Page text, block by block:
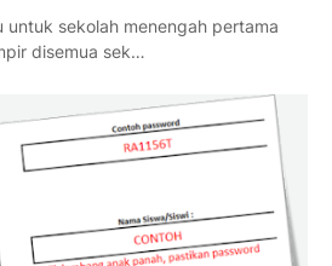
untuk sekolah menengah pertama
disemua sek…